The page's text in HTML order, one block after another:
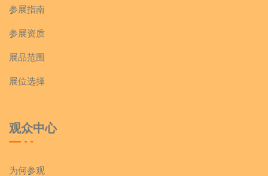
参展指南
参展资质
展品范围
展位选择
观众中心
为何参观